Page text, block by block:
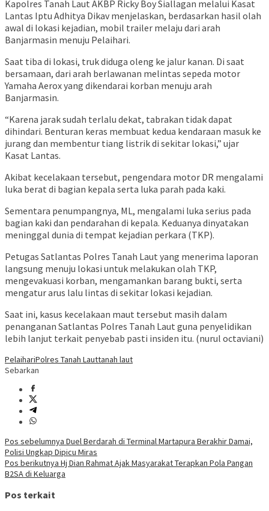
Kapolres Tanah Laut AKBP Ricky Boy Siallagan melalui Kasat
Lantas Iptu Adhitya Dikav menjelaskan, berdasarkan hasil olah
awal di lokasi kejadian, mobil trailer melaju dari arah
Banjarmasin menuju Pelaihari.
Saat tiba di lokasi, truk diduga oleng ke jalur kanan. Di saat
bersamaan, dari arah berlawanan melintas sepeda motor
Yamaha Aerox yang dikendarai korban menuju arah
Banjarmasin.
“Karena jarak sudah terlalu dekat, tabrakan tidak dapat
dihindari. Benturan keras membuat kedua kendaraan masuk ke
jurang dan membentur tiang listrik di sekitar lokasi,” ujar
Kasat Lantas.
Akibat kecelakaan tersebut, pengendara motor DR mengalami
luka berat di bagian kepala serta luka parah pada kaki.
Sementara penumpangnya, ML, mengalami luka serius pada
bagian kaki dan pendarahan di kepala. Keduanya dinyatakan
meninggal dunia di tempat kejadian perkara (TKP).
Petugas Satlantas Polres Tanah Laut yang menerima laporan
langsung menuju lokasi untuk melakukan olah TKP,
mengevakuasi korban, mengamankan barang bukti, serta
mengatur arus lalu lintas di sekitar lokasi kejadian.
Saat ini, kasus kecelakaan maut tersebut masih dalam
penanganan Satlantas Polres Tanah Laut guna penyelidikan
lebih lanjut terkait penyebab pasti insiden itu. (nurul octaviani)
PelaihariPolres Tanah Lauttanah laut
Sebarkan
Navigasi
pos
Pos sebelumnya Duel Berdarah di Terminal Martapura Berakhir Damai,
Polisi Ungkap Dipicu Miras
Pos berikutnya Hj Dian Rahmat Ajak Masyarakat Terapkan Pola Pangan
B2SA di Keluarga
Pos terkait